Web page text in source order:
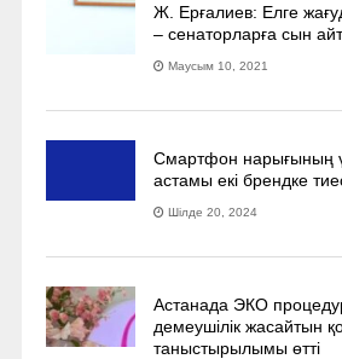
Ж. Ерғалиев: Елге
– сенаторларға сын
Маусым 10, 2021
Смартфон нарығының
астамы екі брендке
Шілде 20, 2024
Астанада ЭКО
демеушілік жасайтын
таныстырылымы өтті